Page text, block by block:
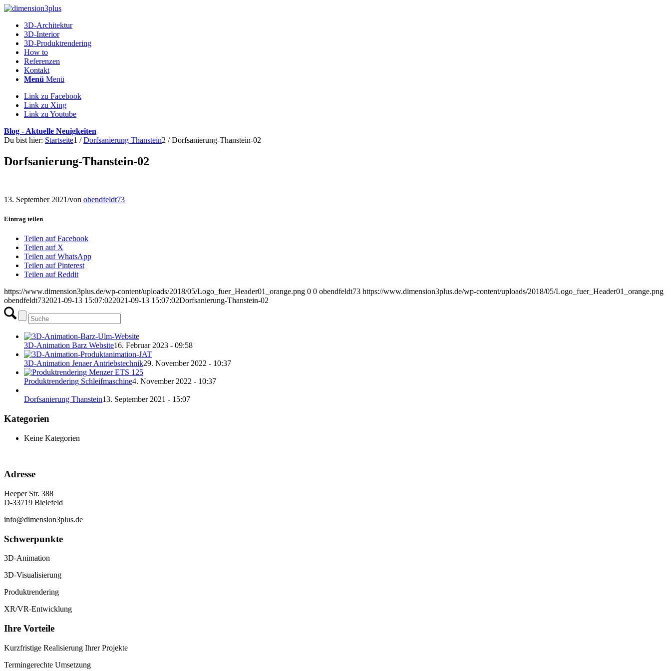
3D-Architektur
3D-Interior
3D-Produktrendering
How to
Referenzen
Kontakt
Menü Menü
Link zu Facebook
Link zu Xing
Link zu Youtube
Blog - Aktuelle Neuigkeiten
Du bist hier: Startseite1 / Dorfsanierung Thanstein2 / Dorfsanierung-Thanstein-02
Dorfsanierung-Thanstein-02
13. September 2021/von obendfeldt73
Eintrag teilen
Teilen auf Facebook
Teilen auf X
Teilen auf WhatsApp
Teilen auf Pinterest
Teilen auf Reddit
https://www.dimension3plus.de/wp-content/uploads/2018/05/Logo_fuer_Header01_orange.png 0 0 obendfeldt73 https://www.dimension3plus.de/wp-content/uploads/2018/05/Logo_fuer_Header01_orange.png
obendfeldt732021-09-13 15:07:022021-09-13 15:07:02Dorfsanierung-Thanstein-02
3D-Animation Barz Website16. Februar 2023 - 09:58
3D-Animation Jenaer Antriebstechnik29. November 2022 - 10:37
Produktrendering Schleifmaschine4. November 2022 - 10:37
Dorfsanierung Thanstein13. September 2021 - 15:07
Kategorien
Keine Kategorien
Adresse
Heeper Str. 388
D-33719 Bielefeld
info@dimension3plus.de
Schwerpunkte
3D-Animation
3D-Visualisierung
Produktrendering
XR/VR-Entwicklung
Ihre Vorteile
Kurzfristige Realisierung Ihrer Projekte
Termingerechte Umsetzung